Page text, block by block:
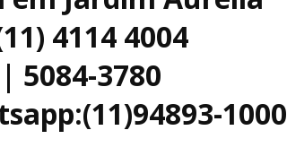
4114 4004
5084-3780
1000